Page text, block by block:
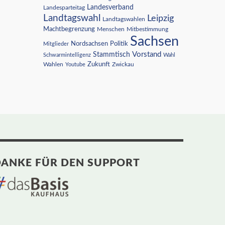
Landesparteitag Landesverband
Landtagswahl Landtagswahlen Leipzig
Machtbegrenzung Menschen Mitbestimmung
Mitglieder Nordsachsen Politik Sachsen
Schwarmintelligenz Stammtisch Vorstand Wahl
Wahlen Youtube Zukunft Zwickau
FÜR DEN SUPPORT